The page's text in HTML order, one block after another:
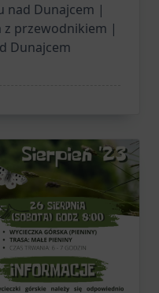
nad Dunajcem |
z przewodnikiem |
Dunajcem